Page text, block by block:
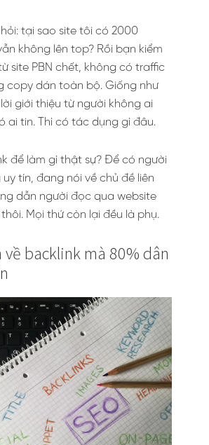
tại sao site tôi có 2000
không lên top? Rồi bạn kiểm
site PBN chết, không có traffic
copy dán toàn bộ. Giống như
giới thiệu từ người không ai
ai tin. Thì có tác dụng gì đâu.
để làm gì thật sự? Để có người
tín, đang nói về chủ đề liên
dẫn người đọc qua website
Mọi thứ còn lại đều là phụ.
về backlink mà 80% dân